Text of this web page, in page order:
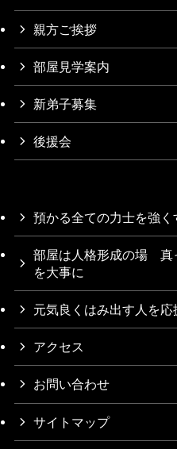
親方ご挨拶
部屋見学案内
新弟子募集
後援会
預かる全ての力士を強く
部屋は人格形成の場 真
を大事に
元気良くはみ出す人を応
アクセス
お問い合わせ
サイトマップ